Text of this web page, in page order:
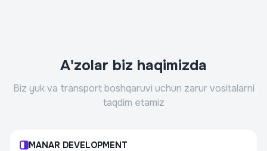
A'zolar biz haqimizda
Biz yuk va transport boshqaruvi uchun zarur vositalarni
taqdim etamiz
MANAR DEVELOPMENT